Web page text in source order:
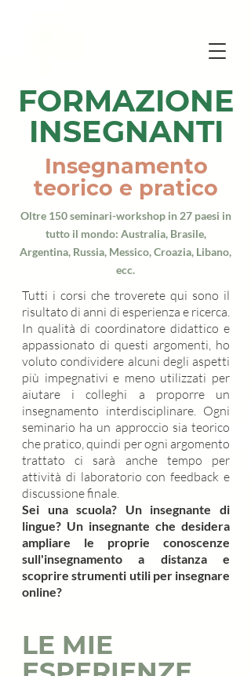
FORMAZIONE
INSEGNANTI
Insegnamento
teorico e pratico
Oltre 150 seminari-workshop in 27 paesi in
tutto il mondo: Australia, Brasile,
Argentina, Russia, Messico, Croazia, Libano,
ecc.
Tutti i corsi che troverete qui sono il
risultato di anni di esperienza e ricerca.
In qualità di coordinatore didattico e
appassionato di questi argomenti, ho
voluto condividere alcuni degli aspetti
più impegnativi e meno utilizzati per
aiutare i colleghi a proporre un
insegnamento interdisciplinare. Ogni
seminario ha un approccio sia teorico
che pratico, quindi per ogni argomento
trattato ci sarà anche tempo per
attività di laboratorio con feedback e
discussione finale.
Sei una scuola? Un insegnante di
lingue? Un insegnante che desidera
ampliare le proprie conoscenze
sull'insegnamento a distanza e
scoprire strumenti utili per insegnare
online?
LE MIE